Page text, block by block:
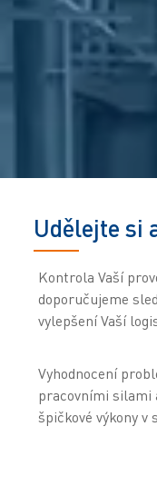
Udělejte si
Kontrola Vaší
doporučujeme
vylepšení Vaší
Vyhodnocení
pracovními silami
špičkové výkony v